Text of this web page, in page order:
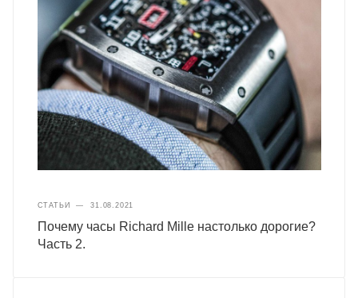
СТАТЬИ — 31.08.2021
Почему часы Richard Mille настолько дорогие?
Часть 2.